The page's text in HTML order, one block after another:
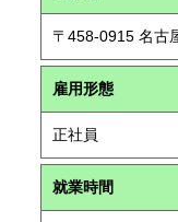
〒458-0915 名古
雇用形態
正社員
就業時間